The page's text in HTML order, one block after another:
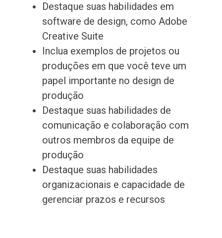
Destaque suas habilidades em
software de design, como Adobe
Creative Suite
Inclua exemplos de projetos ou
produções em que você teve um
papel importante no design de
produção
Destaque suas habilidades de
comunicação e colaboração com
outros membros da equipe de
produção
Destaque suas habilidades
organizacionais e capacidade de
gerenciar prazos e recursos